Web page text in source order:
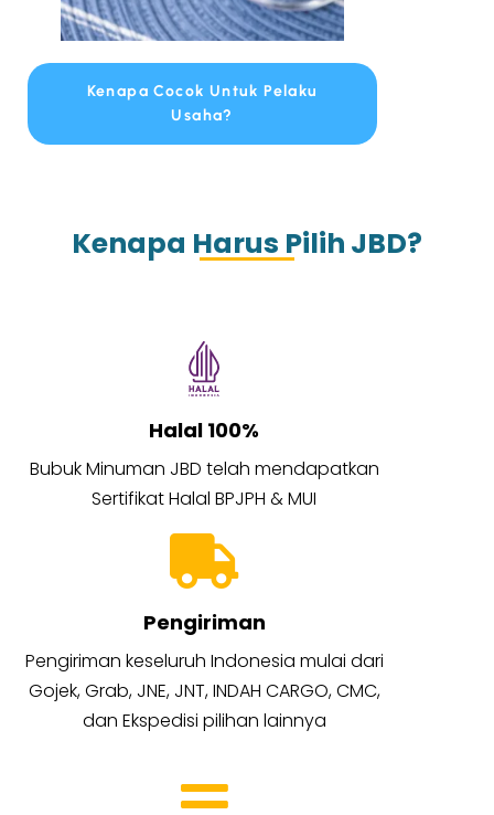
Kenapa Cocok Untuk Pelaku
Usaha?
Kenapa Harus Pilih JBD?
Halal 100%
Bubuk Minuman JBD telah mendapatkan
Sertifikat Halal BPJPH & MUI
Pengiriman
Pengiriman keseluruh Indonesia mulai dari
Gojek, Grab, JNE, JNT, INDAH CARGO, CMC,
dan Ekspedisi pilihan lainnya